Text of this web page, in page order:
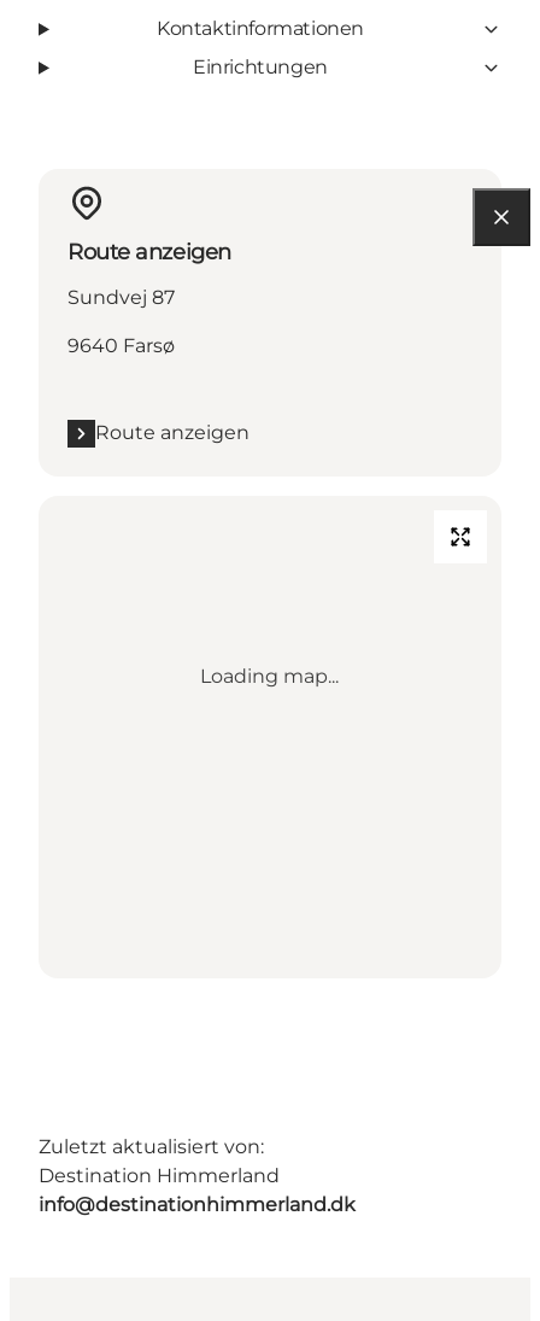
Kontaktinformationen
Einrichtungen
Route anzeigen
Sundvej 87
9640 Farsø
Route anzeigen
Loading map...
Zuletzt aktualisiert von:
Destination Himmerland
info@destinationhimmerland.dk